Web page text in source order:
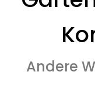
Andere